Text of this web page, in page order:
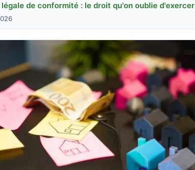
de conformité : le droit qu'on oublie d'exercer